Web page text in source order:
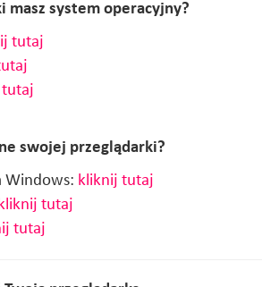
masz system operacyjny?
tutaj
swojej przeglądarki?
Windows: kliknij tutaj
tutaj
tutaj